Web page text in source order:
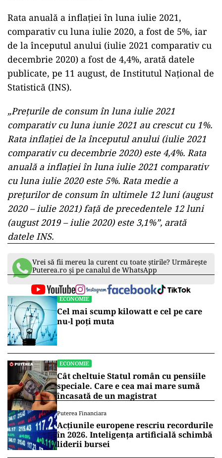
Rata anuală a inflaţiei în luna iulie 2021,
comparativ cu luna iulie 2020, a fost de 5%, iar
de la începutul anului (iulie 2021 comparativ cu
decembrie 2020) a fost de 4,4%, arată datele
publicate, pe 11 august, de Institutul Naţional de
Statistică (INS).
„Preţurile de consum în luna iulie 2021
comparativ cu luna iunie 2021 au crescut cu 1%.
Rata inflaţiei de la începutul anului (iulie 2021
comparativ cu decembrie 2020) este 4,4%. Rata
anuală a inflaţiei în luna iulie 2021 comparativ
cu luna iulie 2020 este 5%. Rata medie a
preţurilor de consum în ultimele 12 luni (august
2020 – iulie 2021) faţă de precedentele 12 luni
(august 2019 – iulie 2020) este 3,1%”, arată
datele INS.
Vrei să fii mereu la curent cu toate știrile? Urmărește
Puterea.ro și pe canalul de WhatsApp
ECONOMIE
Cel mai scump kilowatt e cel pe care
nu-l poți muta
ECONOMIE
Cât cheltuie Statul român cu pensiile
speciale. Care e cea mai mare sumă
încasată de un magistrat
Puterea Financiara
Acțiunile europene rescriu recordurile
în 2026. Inteligența artificială schimbă
liderii bursei